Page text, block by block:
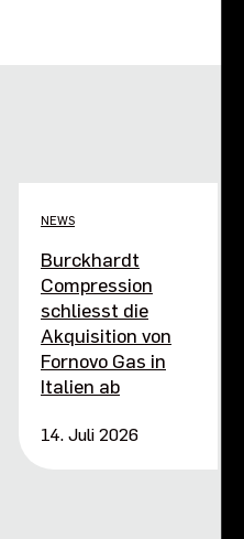
NEWS
Burckhardt
Compression
schliesst die
Akquisition von
Fornovo Gas in
Italien ab
14. Juli 2026